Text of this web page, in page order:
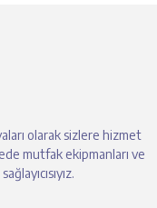
olarak sizlere hizmet
mutfak ekipmanları ve